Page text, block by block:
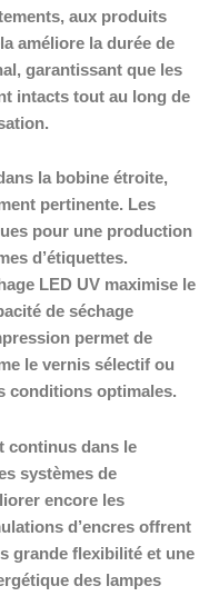
aux produits
améliore la durée de
garantissant que les
intacts tout au long de
la bobine étroite,
pertinente. Les
pour une production
d’étiquettes.
LED UV maximise le
de séchage
permet de
le vernis sélectif ou
conditions optimales.
continus dans le
systèmes de
encore les
d’encres offrent
grande flexibilité et une
des lampes